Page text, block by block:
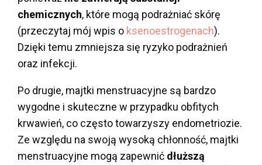
chemicznych, które mogą podrażniać skórę
(przeczytaj mój wpis o ksenoestrogenach).
Dzięki temu zmniejsza się ryzyko podrażnień
oraz infekcji.
Po drugie, majtki menstruacyjne są bardzo
wygodne i skuteczne w przypadku obfitych
krwawień, co często towarzyszy endometriozie.
Ze względu na swoją wysoką chłonność, majtki
menstruacyjne mogą zapewnić dłuższą